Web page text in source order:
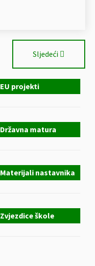
EU projekti
Državna matura
Materijali nastavnika
Zvjezdice škole
Sljedeći